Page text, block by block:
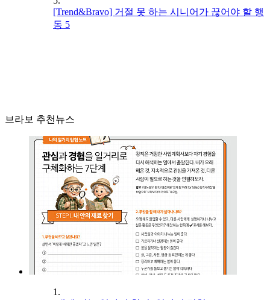
[Trend&Bravo] 거절 못 하는 시니어가 끊어야 할 행
동 5
브라보 추천뉴스
1.